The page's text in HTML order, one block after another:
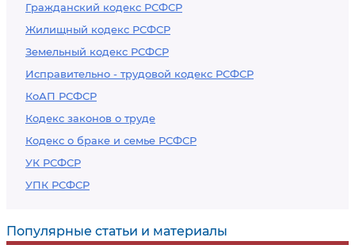
Гражданский кодекс РСФСР
Жилищный кодекс РСФСР
Земельный кодекс РСФСР
Исправительно - трудовой кодекс РСФСР
КоАП РСФСР
Кодекс законов о труде
Кодекс о браке и семье РСФСР
УК РСФСР
УПК РСФСР
Популярные статьи и материалы